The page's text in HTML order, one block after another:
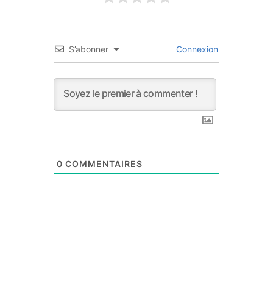
S’abonner Connexion
0 COMMENTAIRES